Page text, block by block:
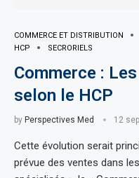
COMMERCE ET DISTRIBUTION
HCP
SECRORIELS
Commerce :
selon le HCP
by Perspectives Med 12
Cette évolution serait
prévue des ventes dans